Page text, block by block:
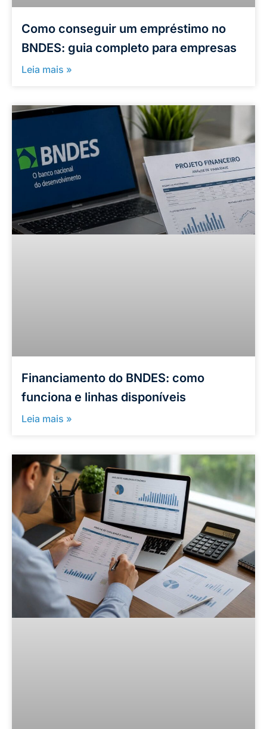
Como conseguir um empréstimo no
BNDES: guia completo para empresas
Leia mais »
Financiamento do BNDES: como
funciona e linhas disponíveis
Leia mais »